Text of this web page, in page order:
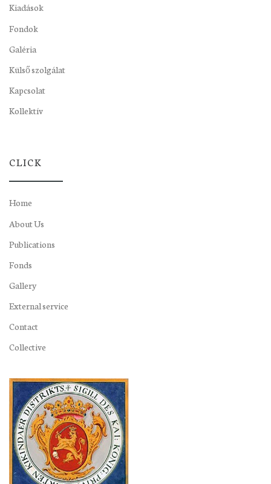
Kiadások
Fondok
Galéria
Külső szolgálat
Kapcsolat
Kollektív
CLICK
Home
About Us
Publications
Fonds
Gallery
External service
Contact
Collective